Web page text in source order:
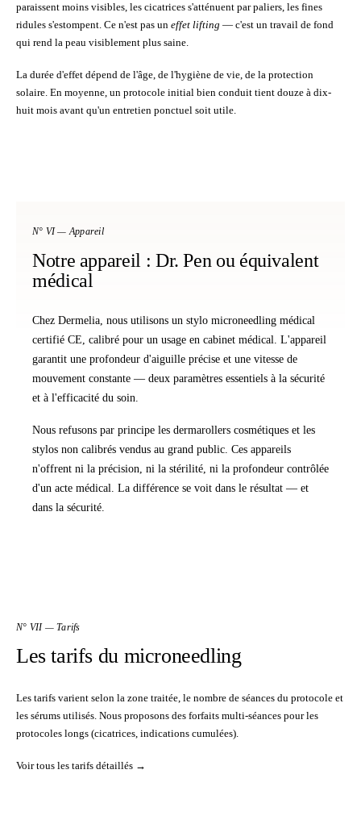
paraissent moins visibles, les cicatrices s'atténuent par paliers, les fines
ridules s'estompent. Ce n'est pas un effet lifting — c'est un travail de fond
qui rend la peau visiblement plus saine.
La durée d'effet dépend de l'âge, de l'hygiène de vie, de la protection
solaire. En moyenne, un protocole initial bien conduit tient douze à dix-
huit mois avant qu'un entretien ponctuel soit utile.
N° VI — Appareil
Notre appareil : Dr. Pen ou équivalent
médical
Chez Dermelia, nous utilisons un stylo microneedling médical
certifié CE, calibré pour un usage en cabinet médical. L'appareil
garantit une profondeur d'aiguille précise et une vitesse de
mouvement constante — deux paramètres essentiels à la sécurité
et à l'efficacité du soin.
Nous refusons par principe les dermarollers cosmétiques et les
stylos non calibrés vendus au grand public. Ces appareils
n'offrent ni la précision, ni la stérilité, ni la profondeur contrôlée
d'un acte médical. La différence se voit dans le résultat — et
dans la sécurité.
N° VII — Tarifs
Les tarifs du microneedling
Les tarifs varient selon la zone traitée, le nombre de séances du protocole et
les sérums utilisés. Nous proposons des forfaits multi-séances pour les
protocoles longs (cicatrices, indications cumulées).
Voir tous les tarifs détaillés →